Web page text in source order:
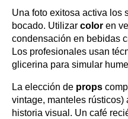
Una foto exitosa activa los
bocado. Utilizar color en
condensación en bebidas
Los profesionales usan
glicerina para simular
La elección de props
vintage, manteles
historia visual. Un café